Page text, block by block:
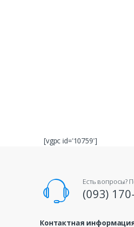
[vgpc id='10759']
Есть вопросы?
(093)
Контактная